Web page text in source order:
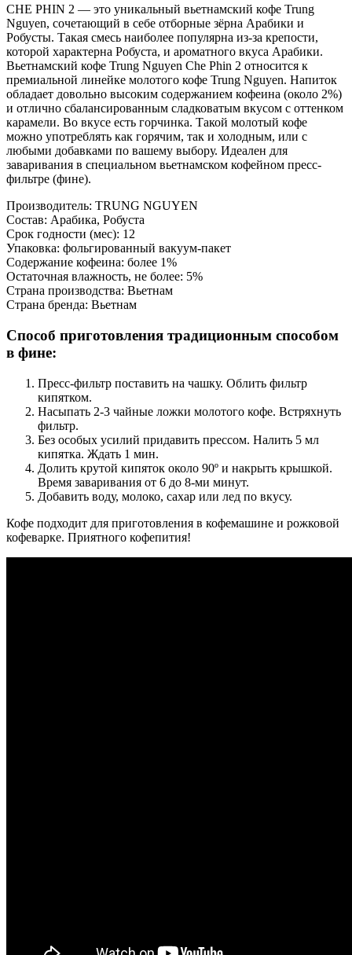
CHE PHIN 2 — это уникальный вьетнамский кофе Trung
Nguyen, сочетающий в себе отборные зёрна Арабики и
Робусты. Такая смесь наиболее популярна из-за крепости,
которой характерна Робуста, и ароматного вкуса Арабики.
Вьетнамский кофе Trung Nguyen Che Phin 2 относится к
премиальной линейке молотого кофе Trung Nguyen. Напиток
обладает довольно высоким содержанием кофеина (около 2%)
и отлично сбалансированным сладковатым вкусом с оттенком
карамели. Во вкусе есть горчинка. Такой молотый кофе
можно употреблять как горячим, так и холодным, или с
любыми добавками по вашему выбору. Идеален для
заваривания в специальном вьетнамском кофейном пресс-
фильтре (фине).
Производитель: TRUNG NGUYEN
Состав: Арабика, Робуста
Срок годности (мес): 12
Упаковка: фольгированный вакуум-пакет
Содержание кофеина: более 1%
Остаточная влажность, не более: 5%
Страна производства: Вьетнам
Страна бренда: Вьетнам
Способ приготовления традиционным способом
в фине:
Пресс-фильтр поставить на чашку. Облить фильтр
кипятком.
Насыпать 2-3 чайные ложки молотого кофе. Встряхнуть
фильтр.
Без особых усилий придавить прессом. Налить 5 мл
кипятка. Ждать 1 мин.
Долить крутой кипяток около 90º и накрыть крышкой.
Время заваривания от 6 до 8-ми минут.
Добавить воду, молоко, сахар или лед по вкусу.
Кофе подходит для приготовления в кофемашине и рожковой
кофеварке. Приятного кофепития!